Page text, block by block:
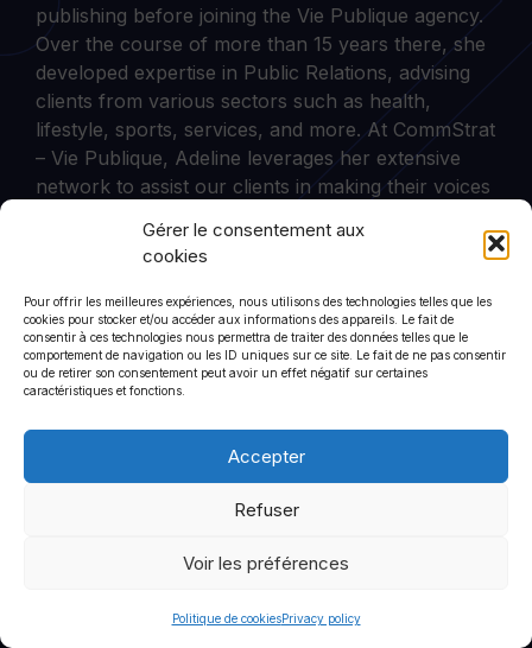
Gérer le consentement aux
cookies
Pour offrir les meilleures expériences, nous utilisons des technologies telles que les
cookies pour stocker et/ou accéder aux informations des appareils. Le fait de
consentir à ces technologies nous permettra de traiter des données telles que le
comportement de navigation ou les ID uniques sur ce site. Le fait de ne pas consentir
ou de retirer son consentement peut avoir un effet négatif sur certaines
caractéristiques et fonctions.
Accepter
Refuser
Voir les préférences
Politique de cookiesPrivacy policy
publishing before joining the Vie Publique agency.
Over the course of more than 15 years there, she
developed expertise in Public Relations, advising
clients from various sectors such as health,
lifestyle, sports, services, and more. At CommStrat
– Vie Publique, Adeline leverages her extensive
network to assist our clients in making their voices
CommStrat
6 rue de Saint-Petersbourg
75008